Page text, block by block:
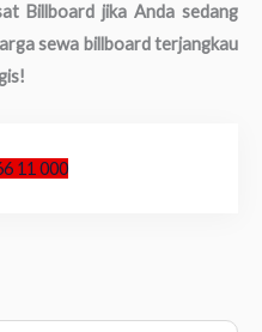
Billboard jika Anda sedang
sewa billboard terjangkau
11 000